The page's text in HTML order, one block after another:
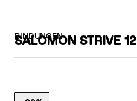
BINDUNGEN
SALOMON STRIVE 12